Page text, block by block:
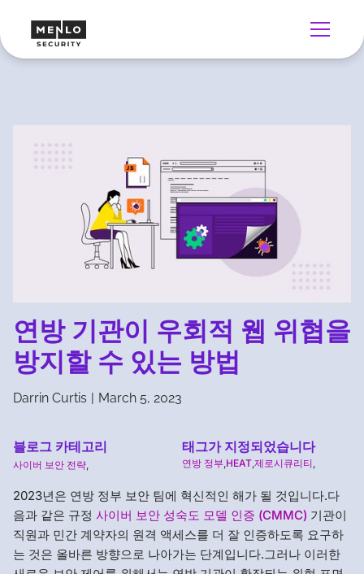
연방 기관이 우회적 웹 위협을
방지할 수 있는 방법
Darrin Curtis | March 5, 2023
블로그 카테고리
사이버 보안 전략
태그가 지정되었습니다
연방 정부 HEAT 제로시큐리티
2023년은 연방 정부 보안 팀에 혁신적인 해가 될 것입니다.다
음과 같은 규정 사이버 보안 성숙도 모델 인증 (CMMC) 기관이
직원과 민간 계약자의 원격 액세스를 더 잘 인증하도록 요구하
는 것은 올바른 방향으로 나아가는 단계입니다.그러나 이러한